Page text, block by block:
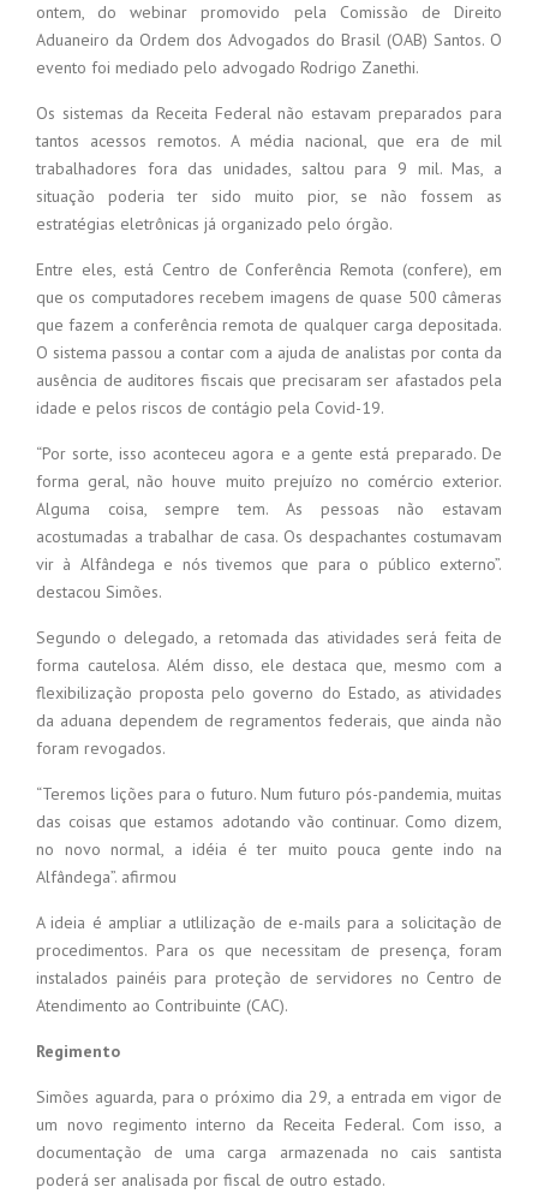
ontem, do webinar promovido pela Comissão de Direito
Aduaneiro da Ordem dos Advogados do Brasil (OAB) Santos. O
evento foi mediado pelo advogado Rodrigo Zanethi.
Os sistemas da Receita Federal não estavam preparados para
tantos acessos remotos. A média nacional, que era de mil
trabalhadores fora das unidades, saltou para 9 mil. Mas, a
situação poderia ter sido muito pior, se não fossem as
estratégias eletrônicas já organizado pelo órgão.
Entre eles, está Centro de Conferência Remota (confere), em
que os computadores recebem imagens de quase 500 câmeras
que fazem a conferência remota de qualquer carga depositada.
O sistema passou a contar com a ajuda de analistas por conta da
ausência de auditores fiscais que precisaram ser afastados pela
idade e pelos riscos de contágio pela Covid-19.
“Por sorte, isso aconteceu agora e a gente está preparado. De
forma geral, não houve muito prejuízo no comércio exterior.
Alguma coisa, sempre tem. As pessoas não estavam
acostumadas a trabalhar de casa. Os despachantes costumavam
vir à Alfândega e nós tivemos que para o público externo”.
destacou Simões.
Segundo o delegado, a retomada das atividades será feita de
forma cautelosa. Além disso, ele destaca que, mesmo com a
flexibilização proposta pelo governo do Estado, as atividades
da aduana dependem de regramentos federais, que ainda não
foram revogados.
“Teremos lições para o futuro. Num futuro pós-pandemia, muitas
das coisas que estamos adotando vão continuar. Como dizem,
no novo normal, a idéia é ter muito pouca gente indo na
Alfândega”. afirmou
A ideia é ampliar a utlilização de e-mails para a solicitação de
procedimentos. Para os que necessitam de presença, foram
instalados painéis para proteção de servidores no Centro de
Atendimento ao Contribuinte (CAC).
Regimento
Simões aguarda, para o próximo dia 29, a entrada em vigor de
um novo regimento interno da Receita Federal. Com isso, a
documentação de uma carga armazenada no cais santista
poderá ser analisada por fiscal de outro estado.